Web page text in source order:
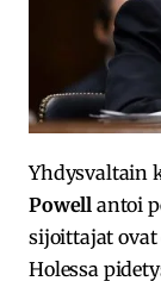
Yhdysvaltain
Powell antoi
sijoittajat ovat
Holessa